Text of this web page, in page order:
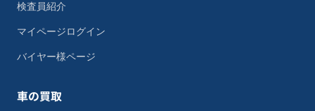
検査員紹介
マイページログイン
バイヤー様ページ
車の買取